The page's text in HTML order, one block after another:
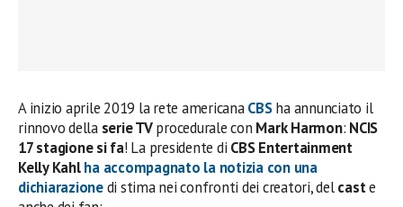
A inizio aprile 2019 la rete americanaCBSha annunciato il
rinnovo della serie TVprocedurale con Mark Harmon: NCIS
17 stagione si fa! La presidente di CBS Entertainment
Kelly Kahl ha accompagnato la notizia con una
dichiarazionedi stima nei confronti dei creatori, delcaste